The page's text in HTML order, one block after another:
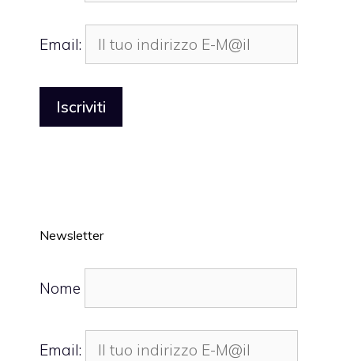
Email:
Newsletter
Nome
Email: